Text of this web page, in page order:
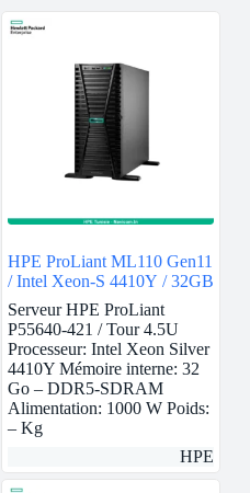
HPE ProLiant ML110 Gen11
/ Intel Xeon-S 4410Y / 32GB
Serveur HPE ProLiant
P55640-421 / Tour 4.5U
Processeur: Intel Xeon Silver
4410Y Mémoire interne: 32
Go – DDR5-SDRAM
Alimentation: 1000 W Poids:
– Kg
HPE